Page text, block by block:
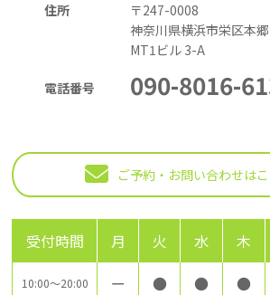
住所
〒247-0008
神奈川県横浜市栄区本
MT1ビル 3-A
電話番号 090-8016-6
ご予約・お問い合わせは
受付時間 月 火 水 木
10:00～20:00 ー ● ● ●